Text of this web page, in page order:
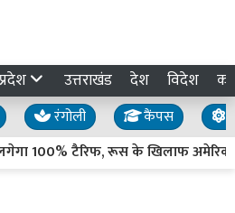
उत्तराखंड देश विदेश
रंगोली कैंपस
100% टैरिफ, रूस के खिलाफ अमेरिकी